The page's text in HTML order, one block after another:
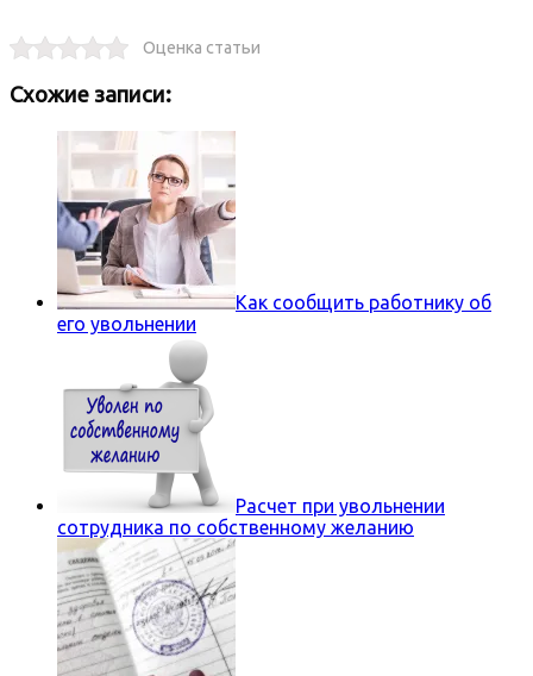
Оценка статьи
Схожие записи:
Как сообщить работнику об
его увольнении
Расчет при увольнении
сотрудника по собственному желанию